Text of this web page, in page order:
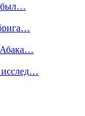
был…
Абака…
исслед…